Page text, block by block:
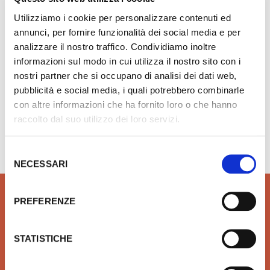
Utilizziamo i cookie per personalizzare contenuti ed
annunci, per fornire funzionalità dei social media e per
analizzare il nostro traffico. Condividiamo inoltre
informazioni sul modo in cui utilizza il nostro sito con i
nostri partner che si occupano di analisi dei dati web,
pubblicità e social media, i quali potrebbero combinarle
con altre informazioni che ha fornito loro o che hanno
raccolto dal suo utilizzo dei loro servizi.
delNECESSARI
PREFERENZE
STATISTICHE
32082000
Aggiungi ai preferiti
Aggiungi prodotto al carrello € 142,83
Hai bisogno di aiuto?info@rubinetteria.com
QUALITÀ SICUREZZA